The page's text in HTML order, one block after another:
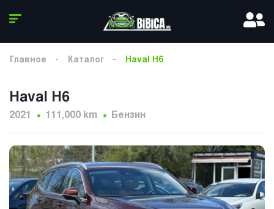
Главное Каталог Haval H6
Haval H6
2021 111,000 km Бензин